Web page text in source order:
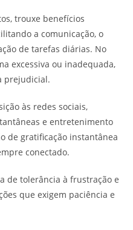
trouxe benefícios
a comunicação, o
de tarefas diárias. No
excessiva ou inadequada,
prejudicial.
às redes sociais,
e entretenimento
de gratificação instantânea
conectado.
de tolerância à frustração e
que exigem paciência e